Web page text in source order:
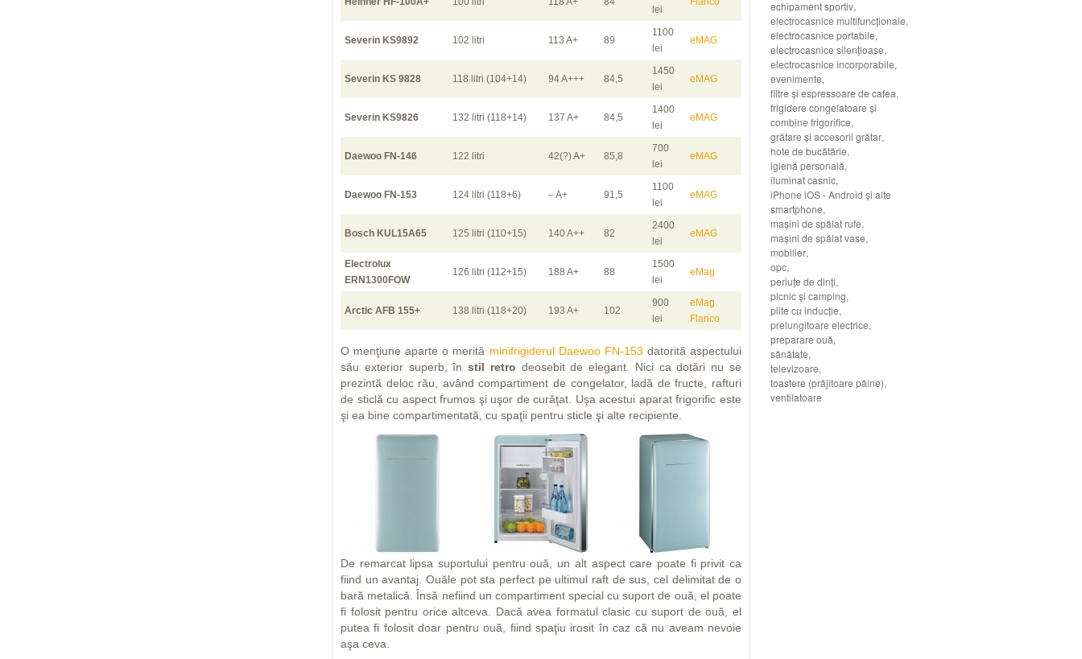
lei
Severin KS9892 102 litri 113 A+ 89
1100
lei
eMAG
Severin KS 9828 118 litri (104+14) 94 A+++ 84,5
1450
lei
eMAG
Severin KS9826 132 litri (118+14) 137 A+ 84,5
1400
lei
eMAG
Daewoo FN-146 122 litri 42(?) A+ 85,8
700
lei
eMAG
Daewoo FN-153 124 litri (118+6) – A+ 91,5
1100
lei
eMAG
Bosch KUL15A65 125 litri (110+15) 140 A++ 82
2400
lei
eMAG
Electrolux
ERN1300FOW
126 litri (112+15) 188 A+ 88
1500
lei
eMag
Arctic AFB 155+ 138 litri (118+20) 193 A+ 102
900
lei
eMag
Flanco
O menţiune aparte o merită minifrigiderul Daewoo FN-153 datorită aspectului
său exterior superb, înstil retro deosebit de elegant. Nici ca dotări nu se
prezintă deloc rău, având compartiment de congelator, ladă de fructe, rafturi
de sticlă cu aspect frumos şi uşor de curăţat. Uşa acestui aparat frigorific este
şi ea bine compartimentată, cu spaţii pentru sticle şi alte recipiente.
De remarcat lipsa suportului pentru ouă, un alt aspect care poate fi privit ca
fiind un avantaj. Ouăle pot sta perfect pe ultimul raft de sus, cel delimitat de o
bară metalică. Însă nefiind un compartiment special cu suport de ouă, el poate
fi folosit pentru orice altceva. Dacă avea formatul clasic cu suport de ouă, el
putea fi folosit doar pentru ouă, fiind spaţiu irosit în caz că nu aveam nevoie
aşa ceva.
echipament sportiv,
electrocasnice multifuncţionale,
electrocasnice portabile,
electrocasnice silenţioase,
electrocasnice încorporabile,
evenimente,
filtre şi espressoare de cafea,
frigidere congelatoare şi
combine frigorifice,
grătare şi accesorii grătar,
hote de bucătărie,
igienă personală,
iluminat casnic,
iPhone iOS - Android şi alte
smartphone,
maşini de spălat rufe,
maşini de spălat vase,
mobilier,
opc,
periuţe de dinţi,
picnic şi camping,
plite cu inducţie,
prelungitoare electrice,
preparare ouă,
sănătate,
televizoare,
toastere (prăjitoare pâine),
ventilatoare